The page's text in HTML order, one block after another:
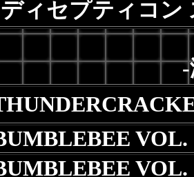
ディセプティコ